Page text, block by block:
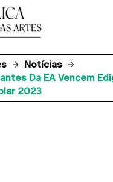
Notícias
Da EA Vencem
2023